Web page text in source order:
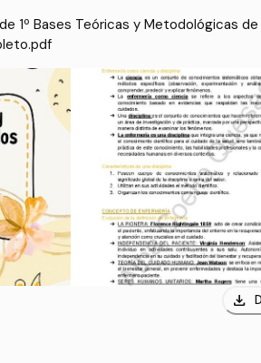
1º Bases Teóricas y Metodológicas de
download